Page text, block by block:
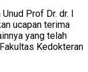
Prof Dr. dr. I
ucapan terima
yang telah
Kedokteran